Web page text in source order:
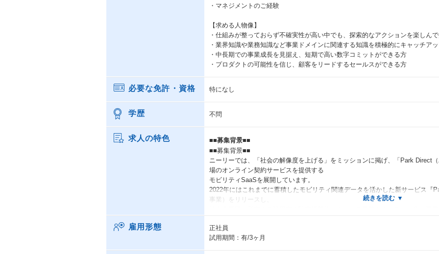
・マネジメントのご経験
【求める人物像】
・仕組みが整っておらず不確実性が高い中でも、探索的なアクションを楽しん
・業界知識や業務知識など事業ドメインに関連する知識を積極的にキャッチア
・中長期での事業成長を見据え、短期で高い数字コミットができる方
・プロダクトの可能性を信じ、顧客をリードするセールスができる方
必要な免許・資格 特になし
学歴 不問
求人の特色
■■募集背景■■
■■募集背景■■
ニーリーでは、「社会の解像度を上げる」をミッションに掲げ、「Park Direct
場のオンライン契約サービスを提供する
モビリティSaaSを展開しています。
2022年にはこれまでに蓄積したモビリティ関連データを活かした新サービス『
事業）をリリースし、
圧倒的な速さでマーケットを作りに行っている一方で、マーケットシェアは市
ンシャルが広がっています。
雇用形態
正社員
試用期間：有/3ヶ月